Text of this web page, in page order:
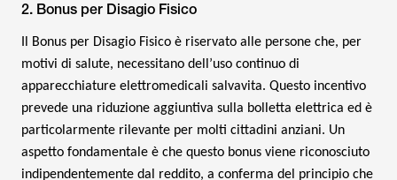
2. Bonus per Disagio Fisico
Il Bonus per Disagio Fisico è riservato alle persone che, per
motivi di salute, necessitano dell’uso continuo di
apparecchiature elettromedicali salvavita. Questo incentivo
prevede una riduzione aggiuntiva sulla bolletta elettrica ed è
particolarmente rilevante per molti cittadini anziani. Un
aspetto fondamentale è che questo bonus viene riconosciuto
indipendentemente dal reddito, a conferma del principio che